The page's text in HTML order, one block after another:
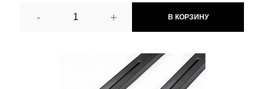
- + В КОРЗИНУ